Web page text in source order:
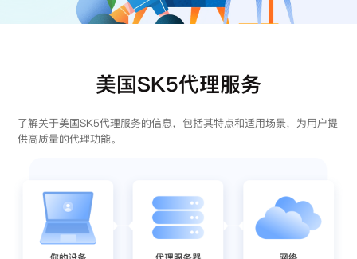
美国SK5代理服务
了解关于美国SK5代理服务的信息，包括其特点和适用场景，为用户提
供高质量的代理功能。